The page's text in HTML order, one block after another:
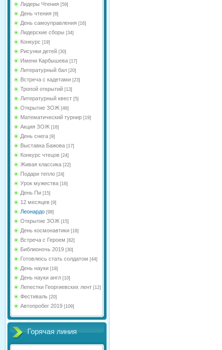
Лидеры Чтения [59]
День чтения [8]
День самоуправления [16]
Лидерские сборы [34]
Конкурс [19]
Рисунки детей [30]
Имени Карбышева [17]
Литературный бал [20]
Встреча с кадетами [23]
Тропой открытий [13]
Литературный квест [5]
Открытие ЗОЖ [46]
Математический турнир [19]
Акция ЗОЖ [16]
День снега [9]
Выставка Бажова [17]
Конкурс чтецов [24]
Живая классика [22]
Подари тепло [24]
Урок мужества [16]
День Пи [15]
12 месяцев [9]
Леонардо [98]
Открытие ЗОЖ [15]
День космонавтики [18]
Встреча с Героем [82]
Библионочь 2019 [30]
Готовлюсь стать солдатом [44]
День науки [19]
День науки англ [10]
Лепестки Георгиевских лент [12]
Фестиваль [20]
Автопробег 2019 [109]
Горячая линия